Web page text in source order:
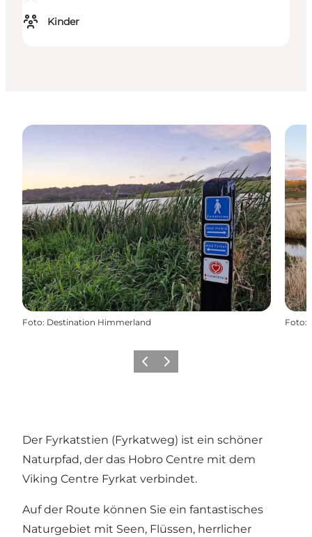
Kinder
Foto: Destination Himmerland Foto:
Vorherige Folie
Nächste Folie
Der Fyrkatstien (Fyrkatweg) ist ein schöner
Naturpfad, der das Hobro Centre mit dem
Viking Centre Fyrkat verbindet.
Auf der Route können Sie ein fantastisches
Naturgebiet mit Seen, Flüssen, herrlicher